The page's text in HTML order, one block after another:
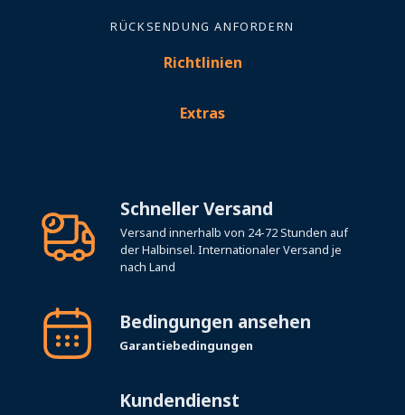
RÜCKSENDUNG ANFORDERN
Richtlinien
Extras
Schneller Versand
Versand innerhalb von 24-72 Stunden auf
der Halbinsel. Internationaler Versand je
nach Land
Bedingungen ansehen
Garantiebedingungen
Kundendienst